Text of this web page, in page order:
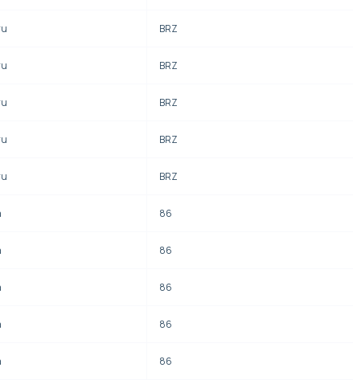
BRZ
BRZ
BRZ
BRZ
BRZ
86
86
86
86
86